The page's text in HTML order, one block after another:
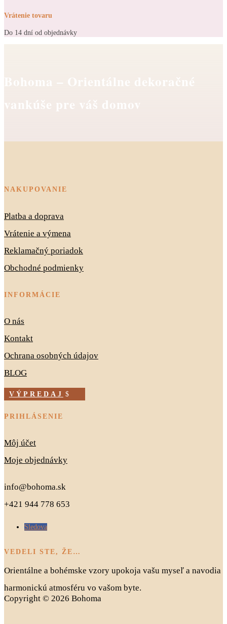
Vrátenie tovaru
Do 14 dní od objednávky
Bohoma – Orientálne dekoračné
vankúše pre váš domov
NAKUPOVANIE
Platba a doprava
Vrátenie a výmena
Reklamačný poriadok
Obchodné podmienky
INFORMÁCIE
O nás
Kontakt
Ochrana osobných údajov
BLOG
VÝPREDAJ
PRIHLÁSENIE
Môj účet
Moje objednávky
info@bohoma.sk
+421 944 778 653
Sledova
VEDELI STE, ŽE…
Orientálne a bohémske vzory upokoja vašu myseľ a navodia
harmonickú atmosféru vo vašom byte.
Copyright © 2026 Bohoma